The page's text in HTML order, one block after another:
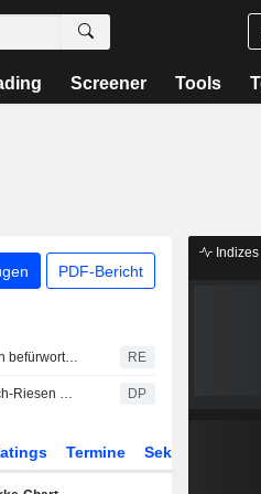
Screener Tools
PDF-Bericht
Drei von fünf Amerikanern befürworten strengere Aufsicht über Social-Media-Konzerne, zeigt Reuters/Ipsos-Umfrage RE
EU-Kommissarin gibt Tech-Riesen Mitschuld an Migrationskrise in Ceuta DP
Termine Sektor
Indizes